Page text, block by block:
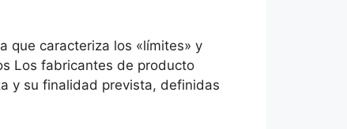
que caracteriza los «límites» y
Los fabricantes de producto
y su finalidad prevista, definidas